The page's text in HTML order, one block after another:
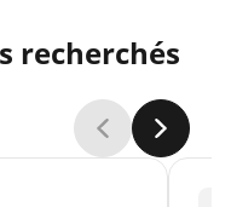
recherchés